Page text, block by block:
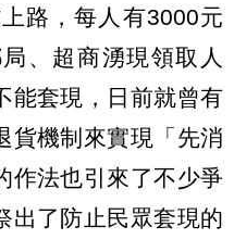
路，每人有3000元
、超商湧現領取人
能套現，日前就曾有
貨機制來實現「先消
作法也引來了不少爭
出了防止民眾套現的